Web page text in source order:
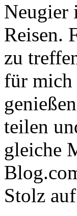
Neugier
Reisen.
zu
für mich
teilen
gleiche
Stolz